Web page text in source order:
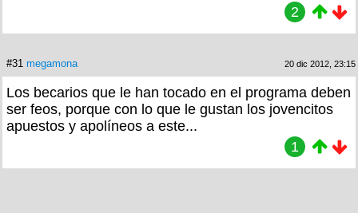
2
#31 megamona 20 dic 2012, 23:15
Los becarios que le han tocado en el programa deben
ser feos, porque con lo que le gustan los jovencitos
apuestos y apolíneos a este...
1